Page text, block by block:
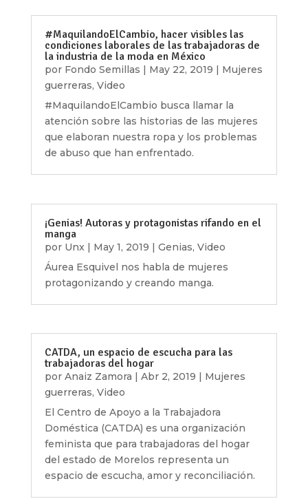
#MaquilandoElCambio, hacer visibles las
condiciones laborales de las trabajadoras de
la industria de la moda en México
por Fondo Semillas May 22, 2019
Mujeres
guerreras, Video
#MaquilandoElCambio busca llamar la
atención sobre las historias de las mujeres
que elaboran nuestra ropa y los problemas
de abuso que han enfrentado.
¡Genias! Autoras y protagonistas rifando en el
manga
por Unx | May 1, 2019 | Genias, Video
Áurea Esquivel nos habla de mujeres
protagonizando y creando manga.
CATDA, un espacio de escucha para las
trabajadoras del hogar
por Anaiz Zamora | Abr 2, 2019 | Mujeres
guerreras, Video
El Centro de Apoyo a la Trabajadora
Doméstica (CATDA) es una organización
feminista que para trabajadoras del hogar
del estado de Morelos representa un
espacio de escucha, amor y reconciliación.